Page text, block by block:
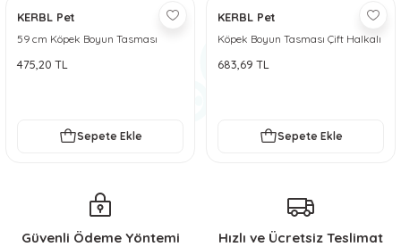
KERBL Pet
59 cm Köpek Boyun Tasması
475,20 TL
Sepete Ekle
KERBL Pet
Köpek Boyun Tasması Çift Halkalı
683,69 TL
Sepete Ekle
Güvenli Ödeme Yöntemi Hızlı ve Ücretsiz Teslimat